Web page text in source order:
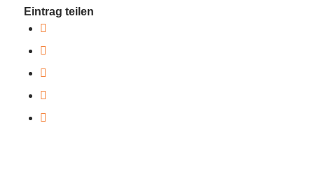
Eintrag teilen